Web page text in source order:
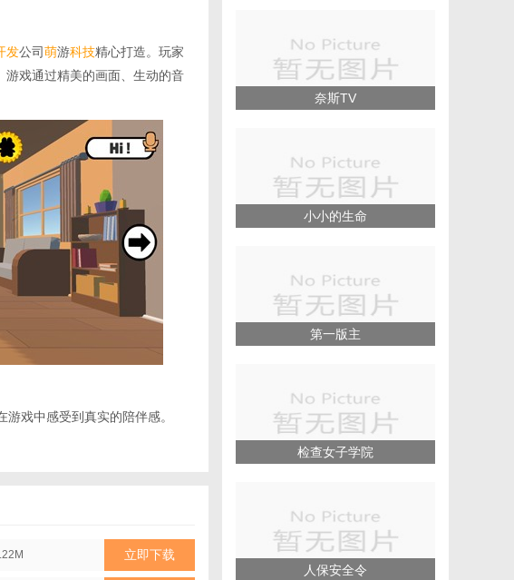
发公司萌游科技精心打造。玩家
戏通过精美的画面、生动的音
戏中感受到真实的陪伴感。
升其亲密度和等级，解锁更多
等，让玩家在娱乐中学习，寓
动，增加游戏的社交互动性。
立即下载
奈斯TV
小小的生命
第一版主
检查女子学院
人保安全令